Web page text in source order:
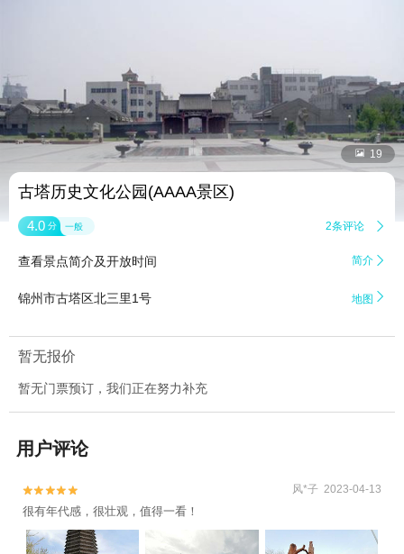
 19
古塔历史文化公园(AAAA景区)
4.0 分 一般 2条评论 
查看景点简介及开放时间 简介 
锦州市古塔区北三里1号 地图 
暂无报价
暂无门票预订，我们正在努力补充
用户评论

 风*子 2023-04-13
很有年代感，很壮观，值得一看！